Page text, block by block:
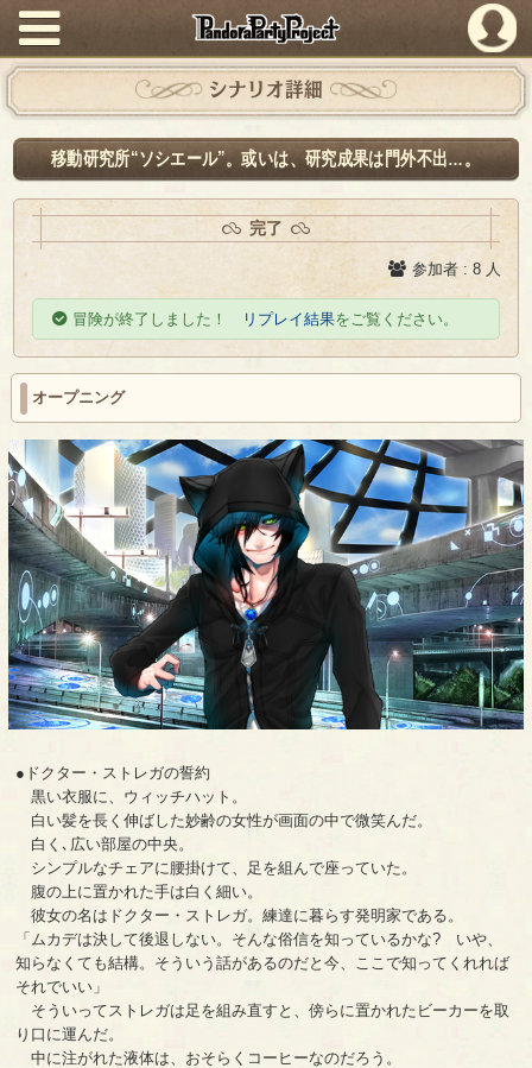
PandoraPartyProject
シナリオ詳細
移動研究所“ソシエール”。或いは、研究成果は門外不出…。
完了
参加者 : 8 人
冒険が終了しました！ リプレイ結果をご覧ください。
オープニング
●ドクター・ストレガの誓約
黒い衣服に、ウィッチハット。
白い髪を長く伸ばした妙齢の女性が画面の中で微笑んだ。
白く､広い部屋の中央。
シンプルなチェアに腰掛けて、足を組んで座っていた。
腹の上に置かれた手は白く細い。
彼女の名はドクター・ストレガ。練達に暮らす発明家である。
「ムカデは決して後退しない。そんな俗信を知っているかな? いや、
知らなくても結構。そういう話があるのだと今、ここで知ってくれれば
それでいい」
そういってストレガは足を組み直すと、傍らに置かれたビーカーを取
り口に運んだ。
中に注がれた液体は、おそらくコーヒーなのだろう。